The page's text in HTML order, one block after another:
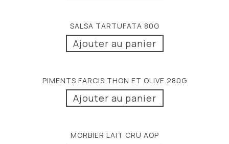
SALSA TARTUFATA 80G
Ajouter au panier
PIMENTS FARCIS THON ET OLIVE 280G
Ajouter au panier
MORBIER LAIT CRU AOP